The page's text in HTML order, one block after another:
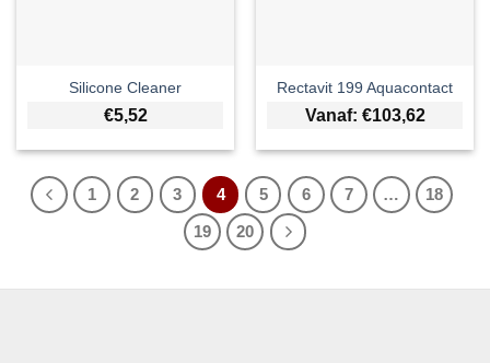
Silicone Cleaner
€5,52
Rectavit 199 Aquacontact
Vanaf: €103,62
1 2 3 4 5 6 7 …
18
19
20